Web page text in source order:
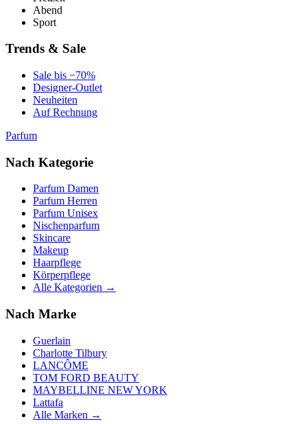
Abend
Sport
Trends & Sale
Sale bis −70%
Designer-Outlet
Neuheiten
Auf Rechnung
Parfum
Nach Kategorie
Parfum Damen
Parfum Herren
Parfum Unisex
Nischenparfum
Skincare
Makeup
Haarpflege
Körperpflege
Alle Kategorien →
Nach Marke
Guerlain
Charlotte Tilbury
LANCÔME
TOM FORD BEAUTY
MAYBELLINE NEW YORK
Lattafa
Alle Marken →